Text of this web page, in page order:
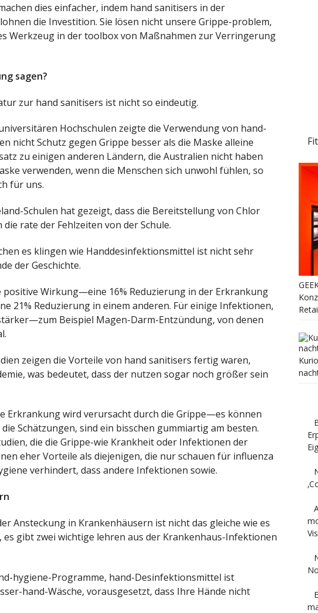
dies einfacher, indem hand sanitisers in der
die Investition. Sie lösen nicht unsere Grippe-problem,
Werkzeug in der toolbox von Maßnahmen zur Verringerung
sagen?
zur hand sanitisers ist nicht so eindeutig.
Hochschulen zeigte die Verwendung von hand-
nicht Schutz gegen Grippe besser als die Maske alleine
zu einigen anderen Ländern, die Australien nicht haben
verwenden, wenn die Menschen sich unwohl fühlen, so
für uns.
Schulen hat gezeigt, dass die Bereitstellung von Chlor
rate der Fehlzeiten von der Schule.
es klingen wie Handdesinfektionsmittel ist nicht sehr
der Geschichte.
positive Wirkung—eine 16% Reduzierung in der Erkrankung
21% Reduzierung in einem anderen. Für einige Infektionen,
Beispiel Magen-Darm-Entzündung, von denen
zeigen die Vorteile von hand sanitisers fertig waren,
was bedeutet, dass der nutzen sogar noch größer sein
Erkrankung wird verursacht durch die Grippe—es können
Schätzungen, sind ein bisschen gummiartig am besten.
die die Grippe-wie Krankheit oder Infektionen der
eher Vorteile als diejenigen, die nur schauen für influenza
verhindert, dass andere Infektionen sowie.
Ansteckung in Krankenhäusern ist nicht das gleiche wie es
es gibt zwei wichtige lehren aus der Krankenhaus-Infektionen
hygiene-Programme, hand-Desinfektionsmittel ist
hand-Wäsche, vorausgesetzt, dass Ihre Hände nicht